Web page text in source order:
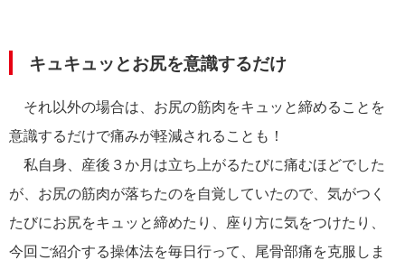
キュキュッとお尻を意識するだけ
それ以外の場合は、お尻の筋肉をキュッと締めることを
意識するだけで痛みが軽減されることも！
私自身、産後３か月は立ち上がるたびに痛むほどでした
が、お尻の筋肉が落ちたのを自覚していたので、気がつく
たびにお尻をキュッと締めたり、座り方に気をつけたり、
今回ご紹介する操体法を毎日行って、尾骨部痛を克服しま